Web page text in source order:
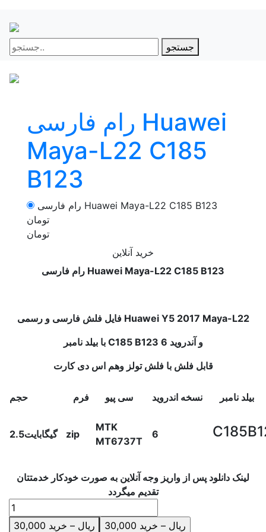
جستجو
رام فارسی Huawei
Maya-L22 C185
B123
رام فارسی Huawei Maya-L22 C185 B123
تومان
تومان
خرید آنلاین
Huawei Maya-L22 C185 B123
فایل فلش فارسی و رسمی Huawei Y5 2017 Maya-L22
با بیلد نامبر
C185 B123 و آندروید 6
قابل فلش با فلش تولز وهم اس دی کارت
حجم فرم سی پیو نسخه اندروید بیلد نامبر
2.5گیگابایت zip
MTK
MT6737T
6
لینک دانلود پس از واریز وجه آنلاین به صورت خودکار خدمتتان
تقدیم میگردد
30,000 ریال – خرید